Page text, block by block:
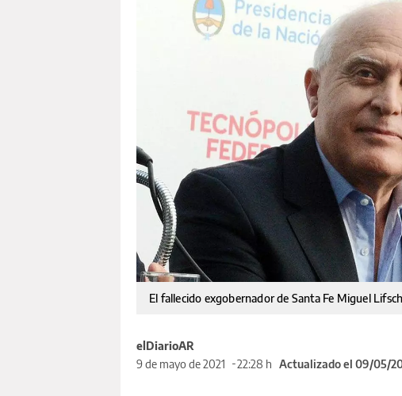
El fallecido exgobernador de Santa Fe Miguel
elDiarioAR
9 de mayo de 2021
22:28 h Actualizado el 09/05/